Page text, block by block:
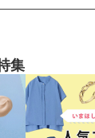
集